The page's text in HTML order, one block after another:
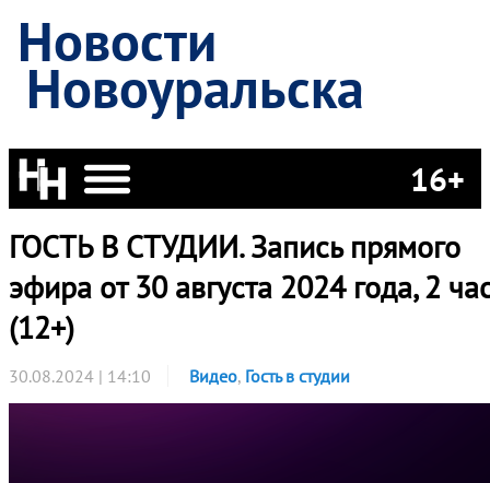
Новости
Новоуральска
16+
ГОСТЬ В СТУДИИ. Запись прямого
эфира от 30 августа 2024 года, 2
(12+)
30.08.2024 | 14:10 Видео, Гость в студии